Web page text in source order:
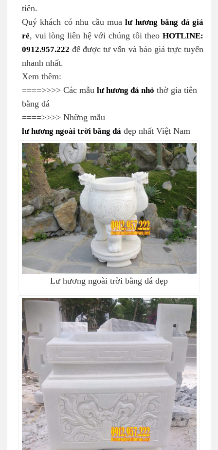
tiên.
Quý khách có nhu cầu mualư hương bằng đá giá
rẻ, vui lòng liên hệ với chúng tôi theo HOTLINE:
0912.957.222 để được tư vấn và báo giá trực tuyến
nhanh nhất.
Xem thêm:
====>>>> Các mẫu lư hương đá nhỏ thờ gia tiên
bằng đá
====>>>> Những mẫu
lư hương ngoài trời bằng đá đẹp nhất Việt Nam
Lư hương ngoài trời bằng đá đẹp